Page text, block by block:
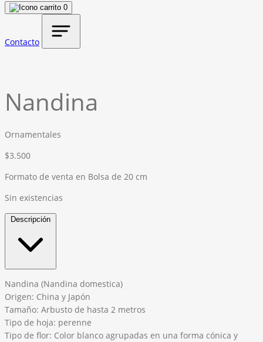
0
Contacto
Nandina
Ornamentales
$3.500
Formato de venta en Bolsa de 20 cm
Sin existencias
Descripción
Nandina (Nandina domestica)
Origen: China y Japón
Tamaño: Arbusto de hasta 2 metros
Tipo de hoja: perenne
Tipo de flor: Color blanco agrupadas en una forma cónica y